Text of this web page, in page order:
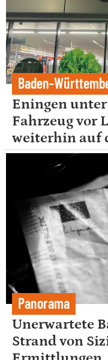
Baden-
Eningen
Fahrzeug vor
weiterhin auf
Panorama
Unerwartete
Strand von